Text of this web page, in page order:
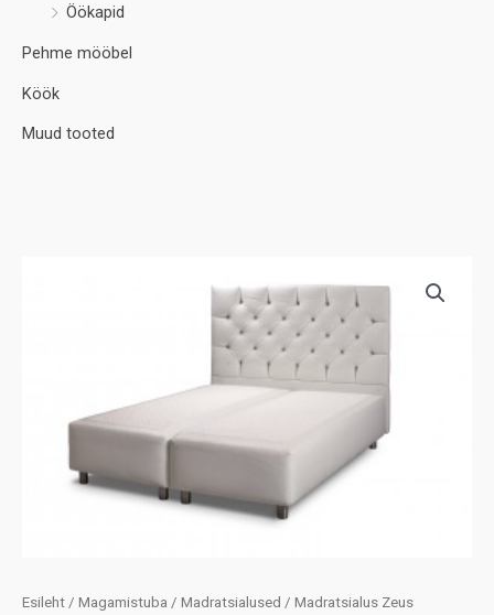
Öökapid
Pehme mööbel
Köök
Muud tooted
Esileht / Magamistuba / Madratsialused / Madratsialus Zeus